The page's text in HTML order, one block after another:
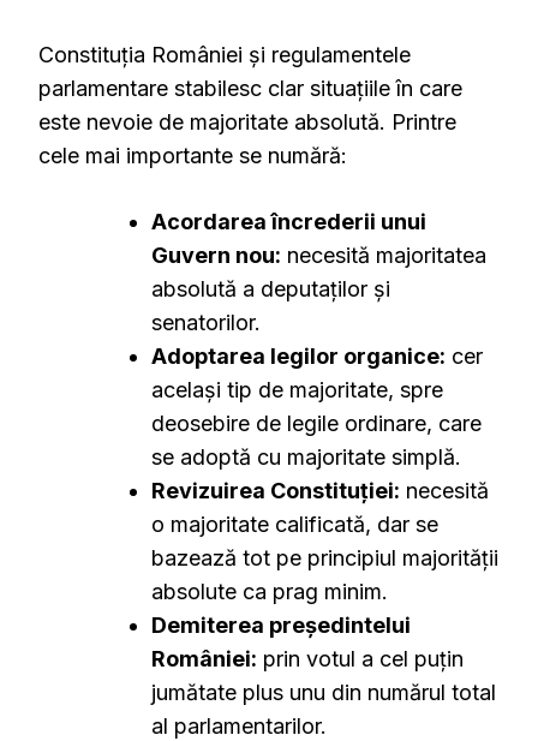
Constituția României și regulamentele
parlamentare stabilesc clar situațiile în care
este nevoie de majoritate absolută. Printre
cele mai importante se numără:
Acordarea încrederii unui
Guvern nou: necesită majoritatea
absolută a deputaților și
senatorilor.
Adoptarea legilor organice: cer
același tip de majoritate, spre
deosebire de legile ordinare, care
se adoptă cu majoritate simplă.
Revizuirea Constituției: necesită
o majoritate calificată, dar se
bazează tot pe principiul majorității
absolute ca prag minim.
Demiterea președintelui
României: prin votul a cel puțin
jumătate plus unu din numărul total
al parlamentarilor.